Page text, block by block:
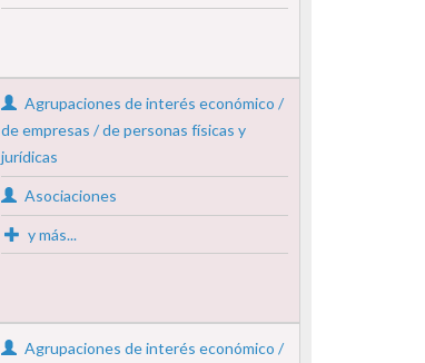
Agrupaciones de interés económico /
de empresas / de personas físicas y
jurídicas
Asociaciones
y más...
Agrupaciones de interés económico /